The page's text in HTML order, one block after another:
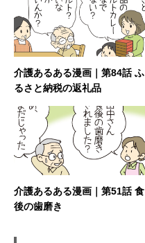
介護あるある漫画｜第84話 ふ
るさと納税の返礼品
介護あるある漫画｜第51話 食
後の歯磨き